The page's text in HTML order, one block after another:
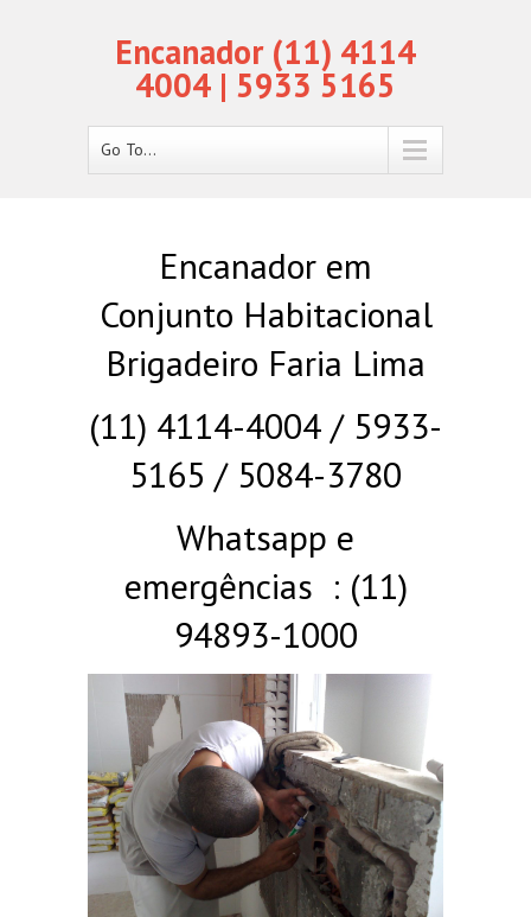
Encanador (11) 4114
4004 | 5933 5165
Go To...
Encanador em
Conjunto Habitacional
Brigadeiro Faria Lima
(11) 4114-4004 / 5933-
5165 / 5084-3780
Whatsapp e
emergências : (11)
94893-1000